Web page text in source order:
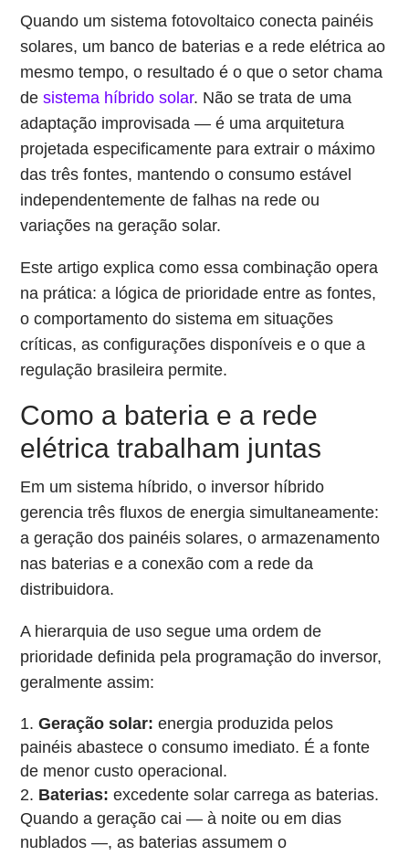
Quando um sistema fotovoltaico conecta painéis
solares, um banco de baterias e a rede elétrica ao
mesmo tempo, o resultado é o que o setor chama
desistema híbrido solar. Não se trata de uma
adaptação improvisada — é uma arquitetura
projetada especificamente para extrair o máximo
das três fontes, mantendo o consumo estável
independentemente de falhas na rede ou
variações na geração solar.
Este artigo explica como essa combinação opera
na prática: a lógica de prioridade entre as fontes,
o comportamento do sistema em situações
críticas, as configurações disponíveis e o que a
regulação brasileira permite.
Como a bateria e a rede
elétrica trabalham juntas
Em um sistema híbrido, o inversor híbrido
gerencia três fluxos de energia simultaneamente:
a geração dos painéis solares, o armazenamento
nas baterias e a conexão com a rede da
distribuidora.
A hierarquia de uso segue uma ordem de
prioridade definida pela programação do inversor,
geralmente assim:
Geração solar: energia produzida pelos
painéis abastece o consumo imediato. É a fonte
de menor custo operacional.
Baterias: excedente solar carrega as baterias.
Quando a geração cai — à noite ou em dias
nublados —, as baterias assumem o